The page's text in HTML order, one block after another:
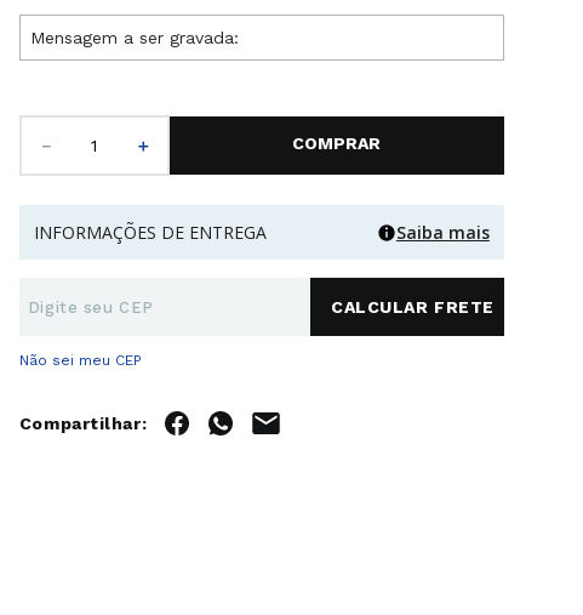
＋
－
INFORMAÇÕES DE ENTREGA Saiba mais
Não sei meu CEP